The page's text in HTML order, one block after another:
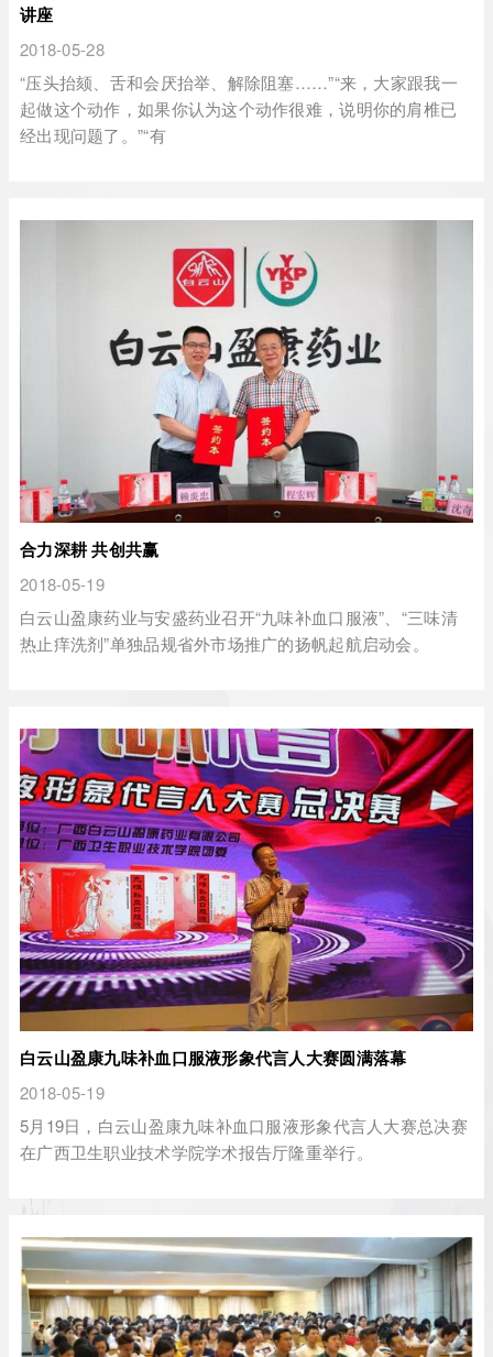
讲座
2018-05-28
“压头抬颏、舌和会厌抬举、解除阻塞……”“来，大家跟我一
起做这个动作，如果你认为这个动作很难，说明你的肩椎已
经出现问题了。”“有
合力深耕 共创共赢
2018-05-19
白云山盈康药业与安盛药业召开“九味补血口服液”、“三味清
热止痒洗剂”单独品规省外市场推广的扬帆起航启动会。
白云山盈康九味补血口服液形象代言人大赛圆满落幕
2018-05-19
5月19日，白云山盈康九味补血口服液形象代言人大赛总决赛
在广西卫生职业技术学院学术报告厅隆重举行。